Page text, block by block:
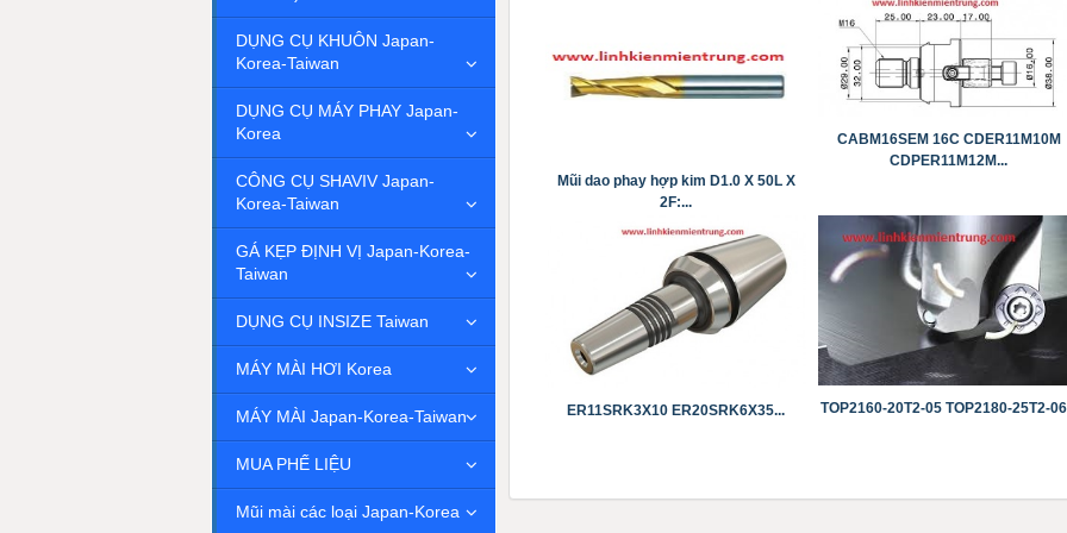
Mũi dao phay hợp kim D1.0 X 50L X
2F:...
CABM16SEM 16C CDER11M10M
CDPER11M12M...
ER11SRK3X10 ​​​​​​​ER20SRK6X35... TOP2160-20T2-05 TOP2180-25T2-
DỤNG CỤ KHUÔN Japan-
Korea-Taiwan
DỤNG CỤ MÁY PHAY Japan-
Korea
CÔNG CỤ SHAVIV Japan-
Korea-Taiwan
GÁ KẸP ĐỊNH VỊ Japan-Korea-
Taiwan
DỤNG CỤ INSIZE Taiwan
MÁY MÀI HƠI Korea
MÁY MÀI Japan-Korea-Taiwan
MUA PHẾ LIỆU
Mũi mài các loại Japan-Korea